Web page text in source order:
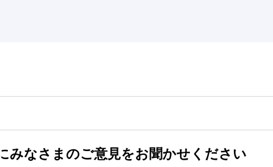
みなさまのご意見をお聞かせください